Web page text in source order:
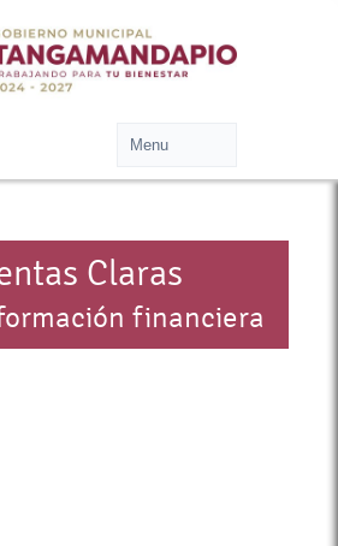
Claras
financiera